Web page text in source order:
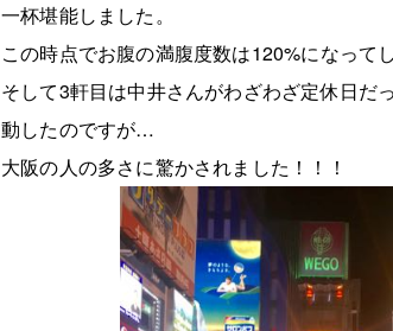
一杯堪能しました。
この時点でお腹の満腹度数は120%になっ
そして3軒目は中井さんがわざわざ定休日だ
動したのですが…
大阪の人の多さに驚かされました！！！